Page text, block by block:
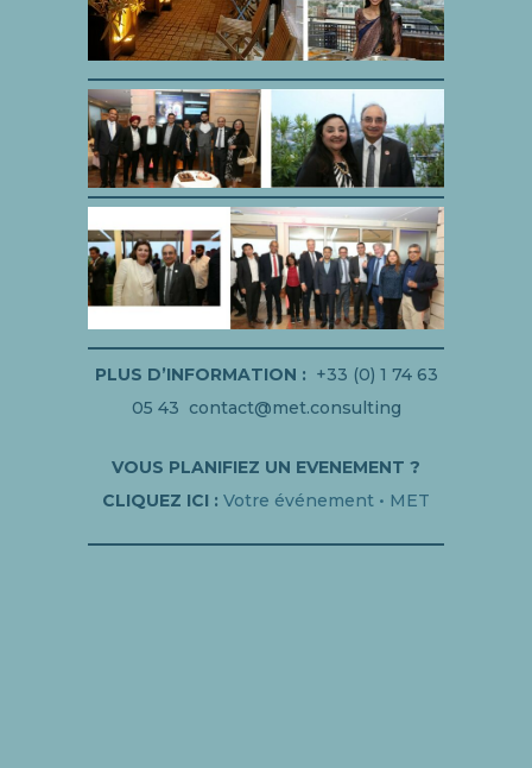
PLUS D’INFORMATION : +33 (0) 1 74 63
05 43 contact@met.consulting
VOUS PLANIFIEZ UN EVENEMENT ?
CLIQUEZ ICI : Votre événement • MET